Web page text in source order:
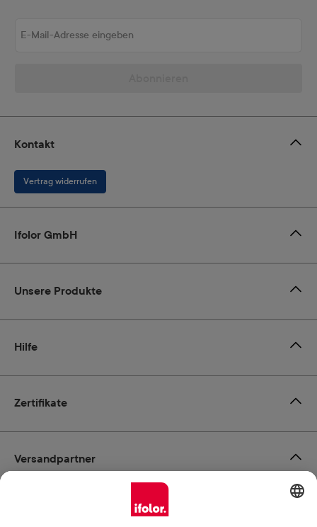
Zertifikate
Kontakt
Vertrag widerrufen
Ifolor GmbH
Unsere Produkte
Hilfe
Zahlungsmöglichkeiten
Versandpartner